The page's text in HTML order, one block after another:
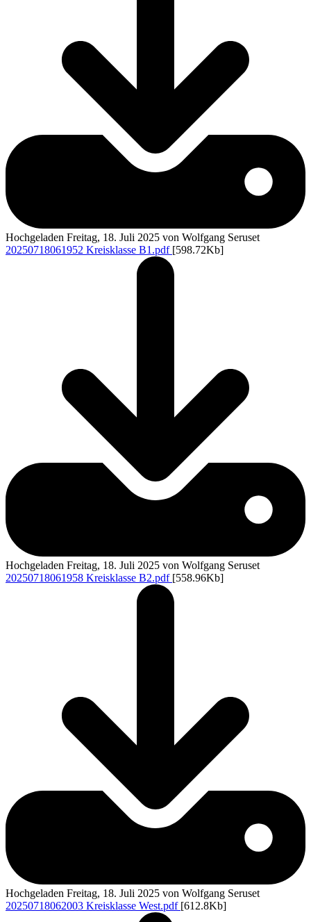
Hochgeladen Freitag, 18. Juli 2025 von Wolfgang Seruset
20250718061952 Kreisklasse B1.pdf [598.72Kb]
Hochgeladen Freitag, 18. Juli 2025 von Wolfgang Seruset
20250718061958 Kreisklasse B2.pdf [558.96Kb]
Hochgeladen Freitag, 18. Juli 2025 von Wolfgang Seruset
20250718062003 Kreisklasse West.pdf [612.8Kb]